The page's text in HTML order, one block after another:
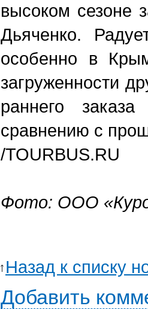
высоком сезоне
Дьяченко.
особенно в
загруженности
раннего
сравнению с
/TOURBUS.RU
Фото: ООО
Назад к списку
Добавить